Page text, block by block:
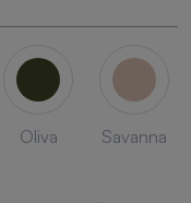
Oliva Savanna